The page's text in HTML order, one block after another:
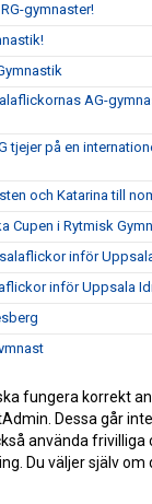
gymnaster!
AG-
tjejer på en
och Katarina till
Cupen i Rytmisk
inför
inför Uppsala
på helgens Lag SM i
fungera korrekt
Dessa går
använda
Du väljer själv om